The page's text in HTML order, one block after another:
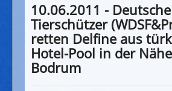
10.06.2011 - Deutsche
Tierschützer
retten Delfine aus
Hotel-Pool in der
Bodrum